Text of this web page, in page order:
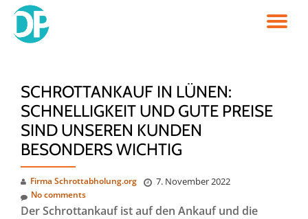
Skip
SCHROTTANKAUF IN LÜNEN:
SCHNELLIGKEIT UND GUTE PREISE
SIND UNSEREN KUNDEN
BESONDERS WICHTIG
Firma Schrottabholung.org 7. November 2022
No comments
Der Schrottankauf ist auf den Ankauf und die